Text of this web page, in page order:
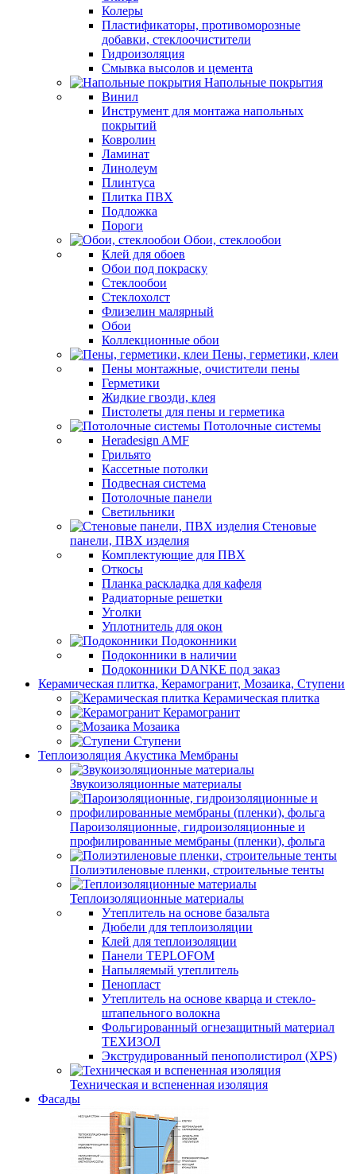
Колеры
Пластификаторы, противоморозные
добавки, стеклоочистители
Гидроизоляция
Смывка высолов и цемента
Напольные покрытия
Винил
Инструмент для монтажа напольных
покрытий
Ковролин
Ламинат
Линолеум
Плинтуса
Плитка ПВХ
Подложка
Пороги
Обои, стеклообои
Клей для обоев
Обои под покраску
Стеклообои
Стеклохолст
Флизелин малярный
Обои
Коллекционные обои
Пены, герметики, клеи
Пены монтажные, очистители пены
Герметики
Жидкие гвозди, клея
Пистолеты для пены и герметика
Потолочные системы
Heradesign AMF
Грильято
Кассетные потолки
Подвесная система
Потолочные панели
Светильники
Стеновые
панели, ПВХ изделия
Комплектующие для ПВХ
Откосы
Планка раскладка для кафеля
Радиаторные решетки
Уголки
Уплотнитель для окон
Подоконники
Подоконники в наличии
Подоконники DANKE под заказ
Керамическая плитка, Керамогранит, Мозаика, Ступени
Керамическая плитка
Керамогранит
Мозаика
Ступени
Теплоизоляция Акустика Мембраны
Звукоизоляционные материалы
Пароизоляционные, гидроизоляционные и
профилированные мембраны (пленки), фольга
Полиэтиленовые пленки, строительные тенты
Теплоизоляционные материалы
Утеплитель на основе базальта
Дюбели для теплоизоляции
Клей для теплоизоляции
Панели TEPLOFOM
Напыляемый утеплитель
Пенопласт
Утеплитель на основе кварца и стекло-
штапельного волокна
Фольгированный огнезащитный материал
ТЕХИЗОЛ
Экструдированный пенополистирол (XPS)
Техническая и вспененная изоляция
Фасады